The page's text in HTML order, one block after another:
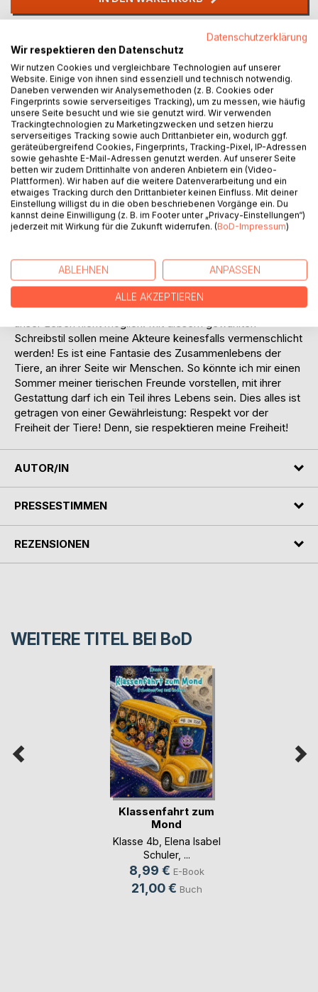
Titel bewerten
BESCHREIBUNG
Es liegt mir am Herzen, zum Inhalt und zur Gestaltung
dieses Buches einige Worte an Sie zu richten. Es ist mein
uneingeschränkter Respekt vor jedem Tier, der in mir den
Freunden, das Recht auf eigene Lebensgestaltung
einzuräumen, veranlasste mich, diese literarische Fantasie
zu schreiben, eine Fantasie aus der Wirklichkeit geboren.
Ich bin überzeugt, sie sind ein Teil von uns, ohne sie wäre
Schreibstil sollen meine Akteure keinesfalls vermenschlicht
werden! Es ist eine Fantasie des Zusammenlebens der
Tiere, an ihrer Seite wir Menschen. So könnte ich mir einen
Sommer meiner tierischen Freunde vorstellen, mit ihrer
Gestattung darf ich ein Teil ihres Lebens sein. Dies alles ist
getragen von einer Gewährleistung: Respekt vor der
Freiheit der Tiere! Denn, sie respektieren meine Freiheit!
AUTOR/IN
PRESSESTIMMEN
REZENSIONEN
WEITERE TITEL BEI BoD
Klassenfahrt zum
Mond
Klasse 4b Elena Isabel
Schuler, ...
8,99 € E-Book
21,00 € Buch
Datenschutzerklärung
Wir respektieren den Datenschutz
Wir nutzen Cookies und vergleichbare Technologien auf unserer
Website. Einige von ihnen sind essenziell und technisch notwendig.
Daneben verwenden wir Analysemethoden (z. B. Cookies oder
Fingerprints sowie serverseitiges Tracking), um zu messen, wie häufig
unsere Seite besucht und wie sie genutzt wird. Wir verwenden
Trackingtechnologien zu Marketingzwecken und setzen hierzu
serverseitiges Tracking sowie auch Drittanbieter ein, wodurch ggf.
geräteübergreifend Cookies, Fingerprints, Tracking-Pixel, IP-Adressen
sowie gehashte E-Mail-Adressen genutzt werden. Auf unserer Seite
betten wir zudem Drittinhalte von anderen Anbietern ein (Video-
Plattformen). Wir haben auf die weitere Datenverarbeitung und ein
etwaiges Tracking durch den Drittanbieter keinen Einfluss. Mit deiner
Einstellung willigst du in die oben beschriebenen Vorgänge ein. Du
kannst deine Einwilligung (z. B. im Footer unter „Privacy-Einstellungen“)
jederzeit mit Wirkung für die Zukunft widerrufen. (BoD-Impressum)
ABLEHNEN ANPASSEN
ALLE AKZEPTIEREN